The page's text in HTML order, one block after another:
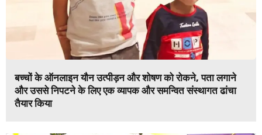
बच्चों के ऑनलाइन यौन उत्पीड़न और शोषण को रोकने, पता लगाने
और उससे निपटने के लिए एक व्यापक और समन्वित संस्थागत ढांचा
तैयार किया